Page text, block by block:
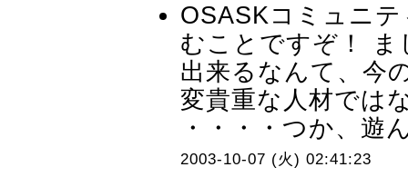
OSASKコミュニ
むことですぞ！
出来るなんて、今
変貴重な人材では
・・・・つか、
2003-10-07 (火) 02:41:23